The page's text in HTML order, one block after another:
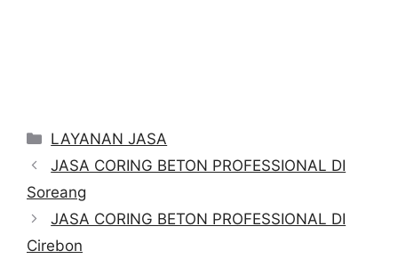
Categories
LAYANAN JASA
JASA CORING BETON PROFESSIONAL DI
Soreang
JASA CORING BETON PROFESSIONAL DI
Cirebon